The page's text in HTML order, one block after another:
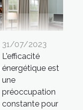
31/07/2023
L'efficacité
énergétique est
une
préoccupation
constante pour